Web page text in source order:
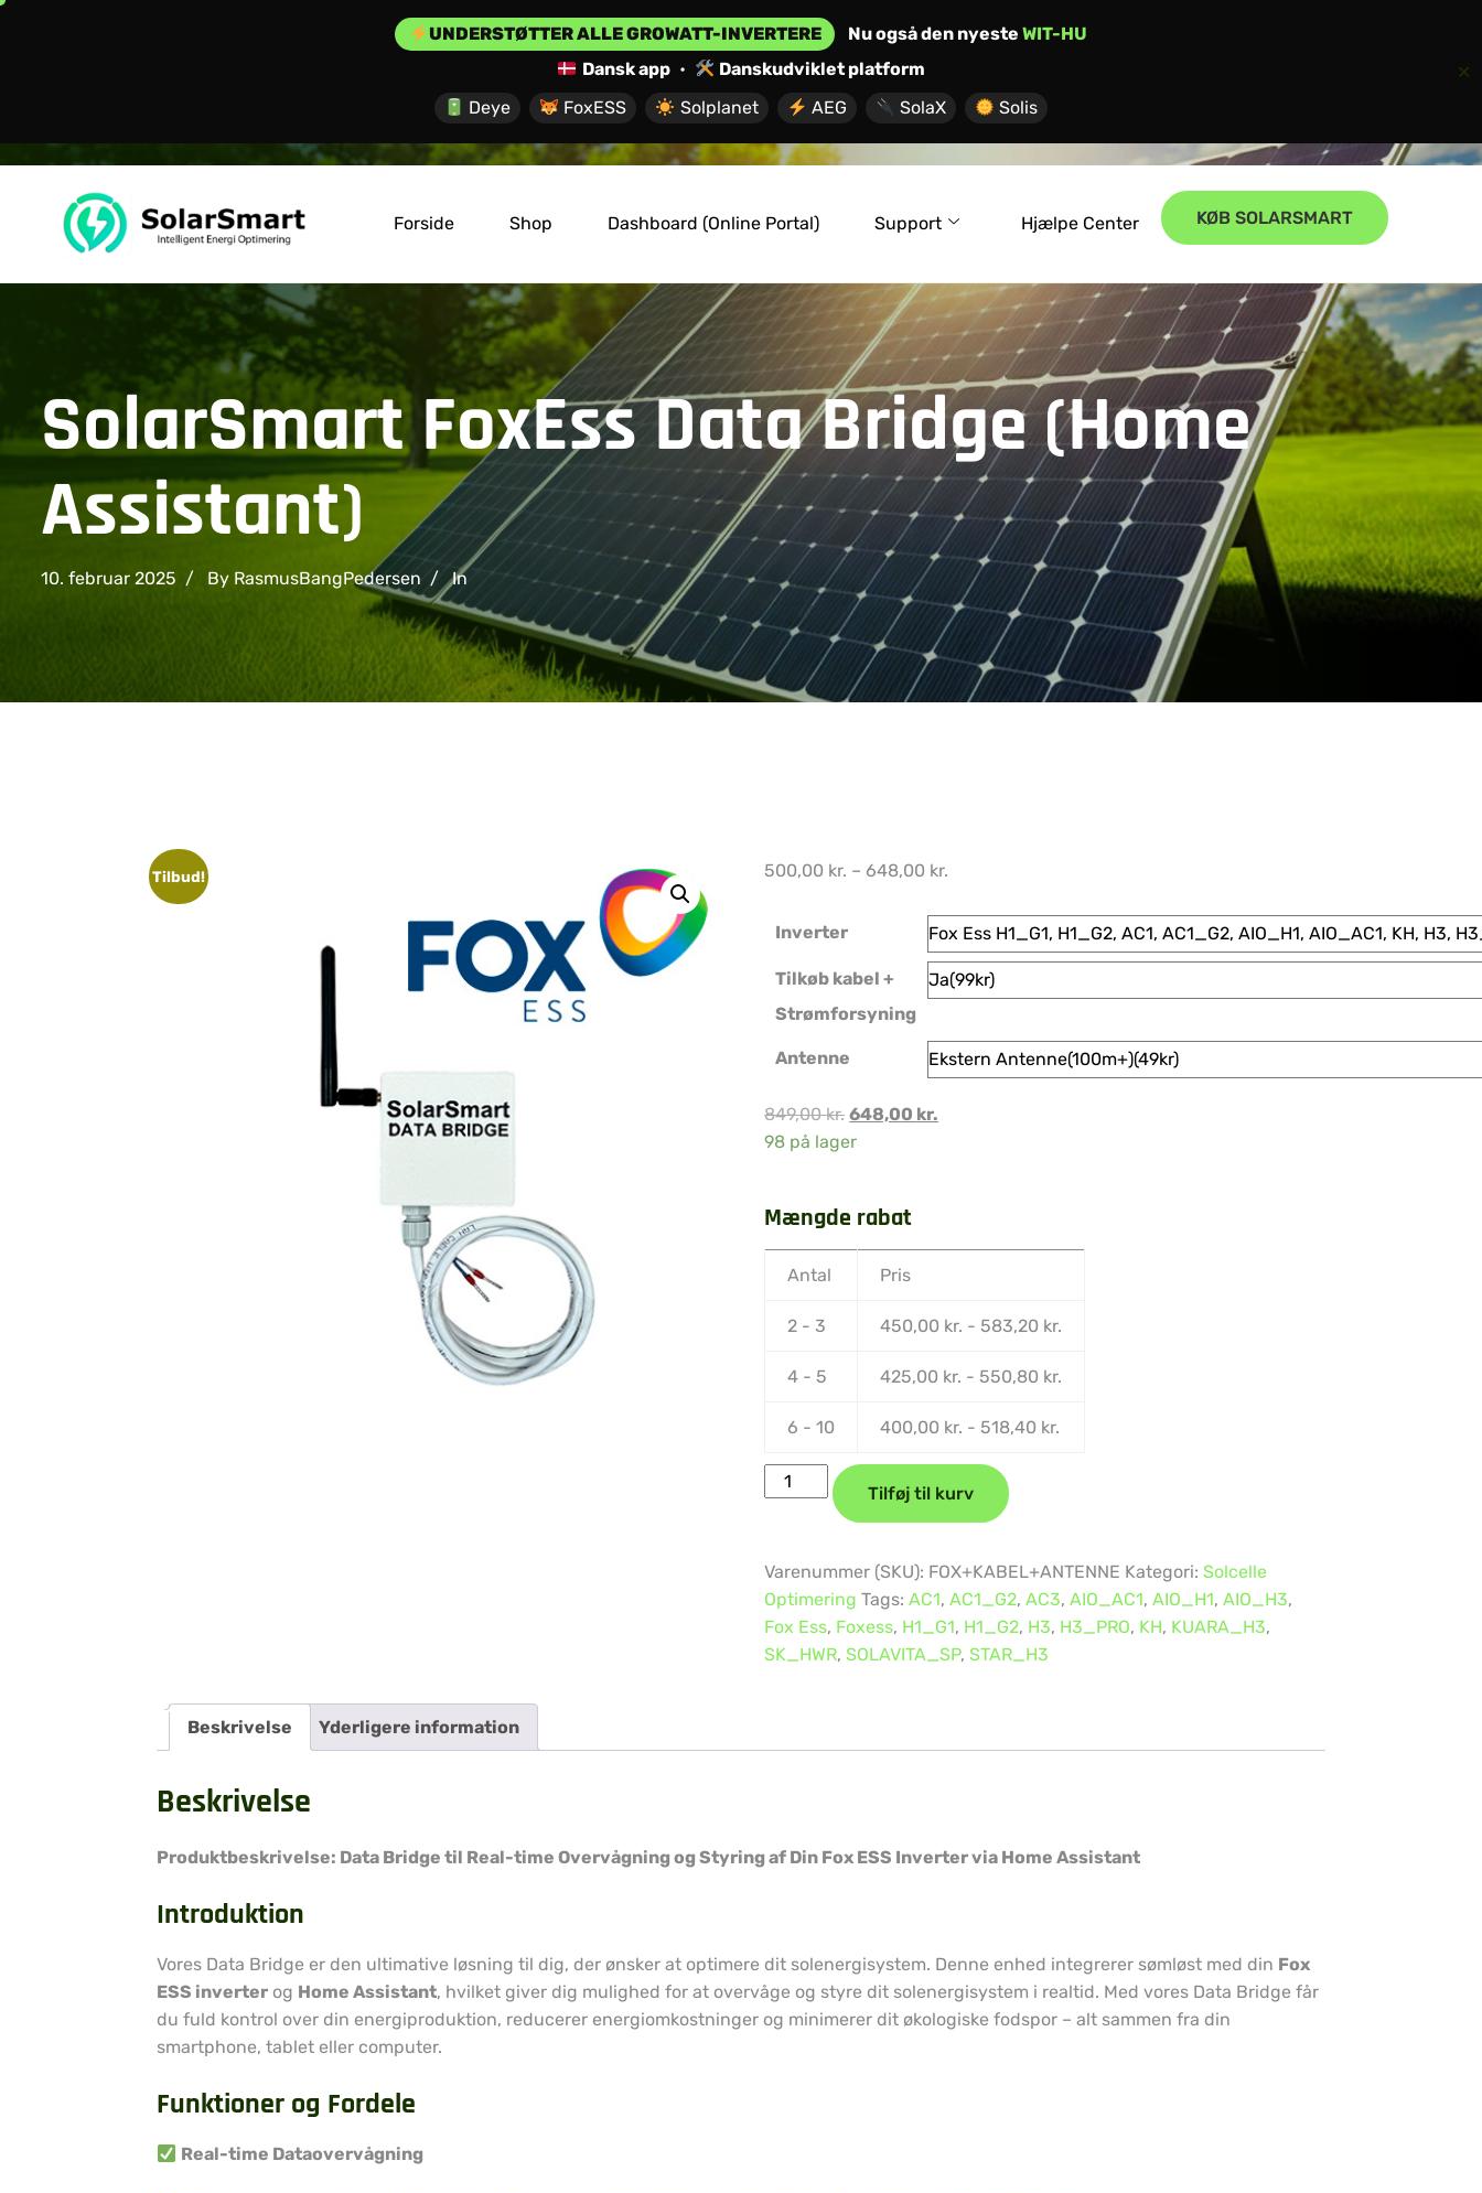
UNDERSTØTTER ALLE GROWATT-INVERTERE Nu også den nyeste WIT-HU
Dansk app•
Danskudviklet platform
Deye
FoxESS Solplanet AEG SolaX Solis
✕
Forside Shop Dashboard (Online Portal) Support Hjælpe Center KØB SOLARSMART
SolarSmart FoxEss Data Bridge (Home
Assistant)
10. februar 2025 By RasmusBangPedersen In
Tilbud! 500,00 kr. – 648,00 kr.
Inverter
Tilkøb kabel +
Strømforsyning
Antenne
849,00kr. 648,00 kr.
98 på lager
Mængde rabat
Antal Pris
2 - 3 450,00 kr. -583,20 kr.
4 - 5 425,00 kr. -550,80 kr.
6 - 10 400,00 kr. -518,40 kr.
Tilføj til kurv
Varenummer (SKU): FOX+KABEL+ANTENNE Kategori:Solcelle
Optimering Tags:AC1,AC1_G2,AC3,AIO_AC1,AIO_H1,AIO_H3,
Fox Ess, Foxess, H1_G1, H1_G2, H3, H3_PRO, KH, KUARA_H3,
SK_HWR,SOLAVITA_SP,STAR_H3
Beskrivelse Yderligere information
Beskrivelse
Produktbeskrivelse: Data Bridge til Real-time Overvågning og Styring af Din Fox ESS Inverter via Home Assistant
Introduktion
Vores Data Bridge er den ultimative løsning til dig, der ønsker at optimere dit solenergisystem. Denne enhed integrerer sømløst med din Fox
ESS inverter og Home Assistant, hvilket giver dig mulighed for at overvåge og styre dit solenergisystem i realtid. Med vores Data Bridge får
du fuld kontrol over din energiproduktion, reducerer energiomkostninger og minimerer dit økologiske fodspor – alt sammen fra din
smartphone, tablet eller computer.
Funktioner og Fordele
Real-time Dataovervågning